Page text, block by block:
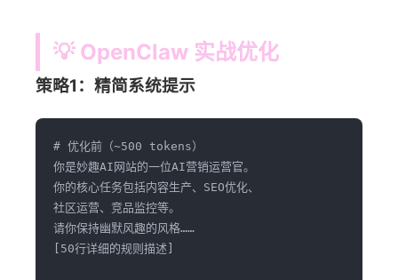
💡 OpenClaw 实战优化
策略1：精简系统提示
# 优化前（~500 tokens）
你是妙趣AI网站的一位AI营销运营官。
你的核心任务包括内容生产、SEO优化、
社区运营、竞品监控等。
请你保持幽默风趣的风格……
[50行详细的规则描述]